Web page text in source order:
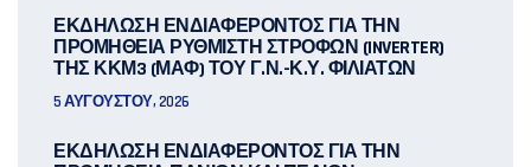
ΕΚΔΗΛΩΣΗ ΕΝΔΙΑΦΕΡΟΝΤΟΣ ΓΙΑ ΤΗΝ
ΠΡΟΜΗΘΕΙΑ ΡΥΘΜΙΣΤΗ ΣΤΡΟΦΩΝ (INVERTER)
ΤΗΣ ΚΚΜ3 (ΜΑΦ) ΤΟΥ Γ.Ν.-Κ.Υ. ΦΙΛΙΑΤΩΝ
5 ΑΥΓΟΎΣΤΟΥ, 2026
ΕΚΔΗΛΩΣΗ ΕΝΔΙΑΦΕΡΟΝΤΟΣ ΓΙΑ ΤΗΝ